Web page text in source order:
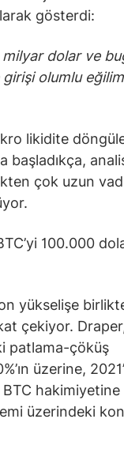
gösterdi:
milyar dolar ve
olumlu
likidite
başladıkça,
çok uzun
100.000
yükselişe
çekiyor.
patlama-çöküş
üzerine,
BTC
üzerindeki